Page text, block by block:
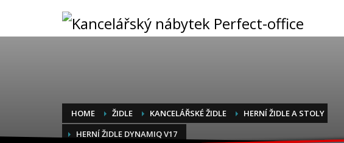
HOME ŽIDLE KANCELÁŘSKÉ ŽIDLE
HERNÍ ŽIDLE A STOLY
HERNÍ ŽIDLE DYNAMIQ V17